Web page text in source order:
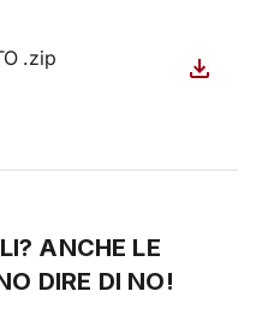
.zip
ANCHE LE
DIRE DI NO!